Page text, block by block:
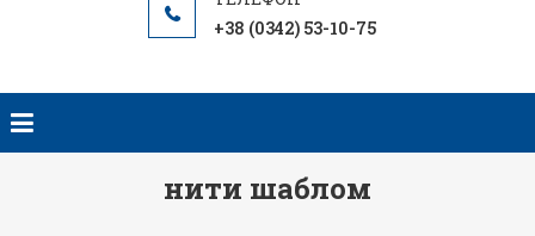
+38 (0342) 53-10-75
нити шаблом